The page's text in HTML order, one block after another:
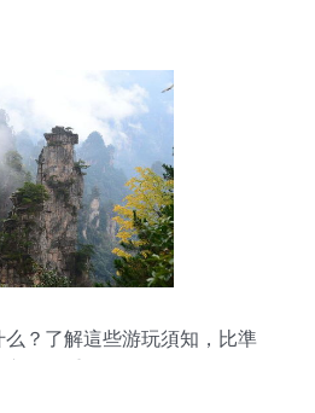
？了解這些游玩須知，比準